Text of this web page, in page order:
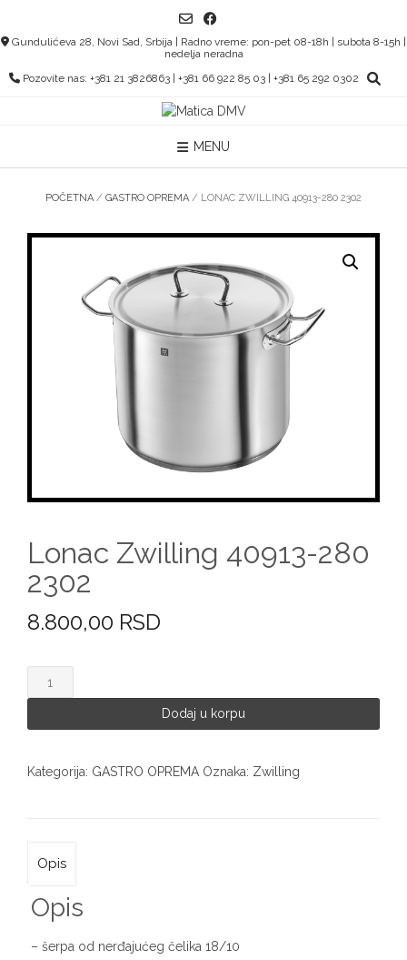
content
Gundulićeva 28, Novi Sad, Srbija | Radno vreme: pon-pet 08-18h | subota 8-15h |
nedelja neradna
Pozovite nas: +381 21 3826863 | +381 66 922 85 03 | +381 65 292 0302
MENU
POČETNA / GASTRO OPREMA / LONAC ZWILLING 40913-280 2302
Lonac Zwilling 40913-280
2302
8.800,00 RSD
280
količina
Dodaj u korpu
Kategorija: GASTRO OPREMA Oznaka: Zwilling
Opis
Opis
– šerpa od nerđajućeg čelika 18/10